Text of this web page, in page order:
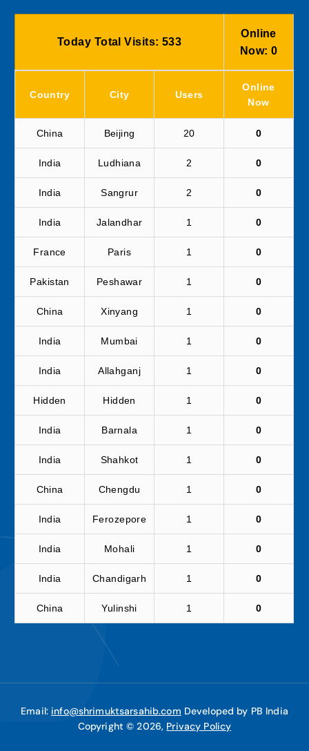
Today Total Visits: 533
Online
Now: 0
Country City Users
Online
Now
China Beijing 20 0
India Ludhiana 2 0
India Sangrur 2 0
India Jalandhar 1 0
France Paris 1 0
Pakistan Peshawar 1 0
China Xinyang 1 0
India Mumbai 1 0
India Allahganj 1 0
Hidden Hidden 1 0
India Barnala 1 0
India Shahkot 1 0
China Chengdu 1 0
India Ferozepore 1 0
India Mohali 1 0
India Chandigarh 1 0
China Yulinshi 1 0
Email: info@shrimuktsarsahib.com Developed by PB India
Copyright © 2026, Privacy Policy